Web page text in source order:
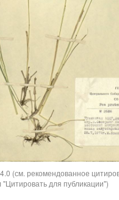
(см. рекомендованное
"Цитировать для публикации")